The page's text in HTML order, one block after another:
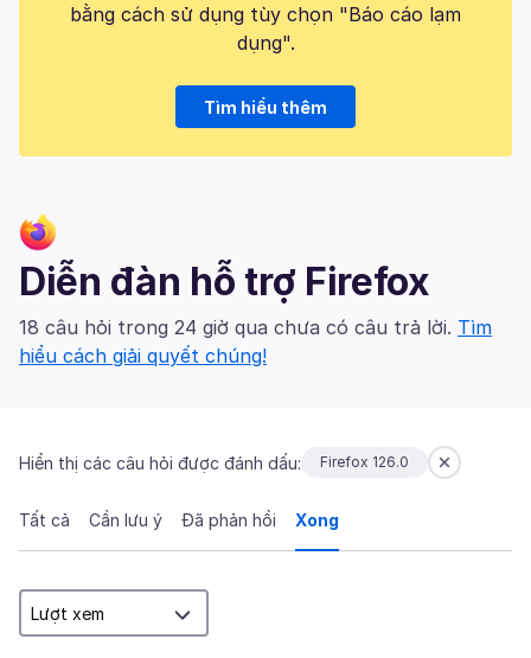
bằng cách sử dụng tùy chọn "Báo cáo lạm
dụng".
Tìm hiểu thêm
Diễn đàn hỗ trợ Firefox
18 câu hỏi trong 24 giờ qua chưa có câu trả lời. Tìm
hiểu cách giải quyết chúng!
Hiển thị các câu hỏi được đánh dấu: Firefox 126.0
Tất cả Cần lưu ý Đã phản hồi Xong